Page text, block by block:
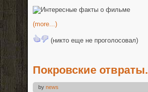
(more...)
(никто еще не проголосовал)
Покровские отвраты.
by news